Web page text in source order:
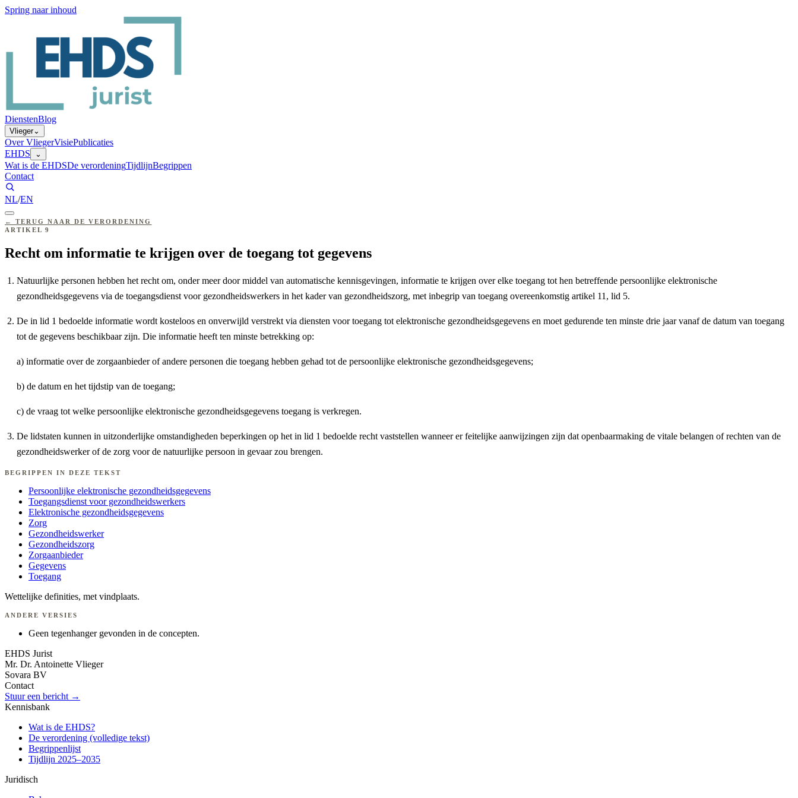
Spring naar inhoud
DienstenBlog
Vlieger⌄
Over VliegerVisiePublicaties
EHDS
⌄
Wat is de EHDSDe verordeningTijdlijnBegrippen
Contact
NL/EN
←TERUG NAAR DE VERORDENING
ARTIKEL 9
Recht om informatie te krijgen over de toegang tot gegevens
Natuurlijke personen hebben het recht om, onder meer door middel van automatische kennisgevingen, informatie te krijgen over elke toegang tot hen betreffende persoonlijke elektronische
gezondheidsgegevens via de toegangsdienst voor gezondheidswerkers in het kader van gezondheidszorg, met inbegrip van toegang overeenkomstig artikel 11, lid 5.
De in lid 1 bedoelde informatie wordt kosteloos en onverwijld verstrekt via diensten voor toegang tot elektronische gezondheidsgegevens en moet gedurende ten minste drie jaar vanaf de datum van toegang
tot de gegevens beschikbaar zijn. Die informatie heeft ten minste betrekking op:
a) informatie over de zorgaanbieder of andere personen die toegang hebben gehad tot de persoonlijke elektronische gezondheidsgegevens;
b) de datum en het tijdstip van de toegang;
c) de vraag tot welke persoonlijke elektronische gezondheidsgegevens toegang is verkregen.
De lidstaten kunnen in uitzonderlijke omstandigheden beperkingen op het in lid 1 bedoelde recht vaststellen wanneer er feitelijke aanwijzingen zijn dat openbaarmaking de vitale belangen of rechten van de
gezondheidswerker of de zorg voor de natuurlijke persoon in gevaar zou brengen.
BEGRIPPEN IN DEZE TEKST
Persoonlijke elektronische gezondheidsgegevens
Toegangsdienst voor gezondheidswerkers
Elektronische gezondheidsgegevens
Zorg
Gezondheidswerker
Gezondheidszorg
Zorgaanbieder
Gegevens
Toegang
Wettelijke definities, met vindplaats.
ANDERE VERSIES
Geen tegenhanger gevonden in de concepten.
EHDS Jurist
Mr. Dr. Antoinette Vlieger
Sovara BV
Contact
Stuur een bericht →
Kennisbank
Wat is de EHDS?
De verordening (volledige tekst)
Begrippenlijst
Tijdlijn 2025–2035
Juridisch